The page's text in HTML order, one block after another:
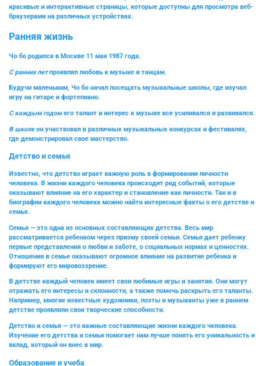
красивые и интерактивные страницы, которые доступны для просмотра веб-
браузерами на различных устройствах.
Ранняя жизнь
Чо бо родился в Москве 11 мая 1987 года.
С ранних летпроявлял любовь к музыке и танцам.
Будучи маленьким, Чо бо начал посещать музыкальные школы, где изучал
игру на гитаре и фортепиано.
С каждым годомего талант и интерес к музыке все усиливался и развивался.
В школеон участвовал в различных музыкальных конкурсах и фестивалях,
где демонстрировал свое мастерство.
Детство и семья
Известно, что детство играет важную роль в формировании личности
человека. В жизни каждого человека происходит ряд событий, которые
оказывают влияние на его характер и становление как личности. Так и в
биографии каждого человека можно найти интересные факты о его детстве и
семье.
Семья — это одна из основных составляющих детства. Весь мир
рассматривается ребенком через призму своей семьи. Семья дает ребенку
первые представления о любви и заботе, о социальных нормах и ценностях.
Отношения в семье оказывают огромное влияние на развитие ребенка и
формируют его мировоззрение.
В детстве каждый человек имеет свои любимые игры и занятия. Они могут
отражать его интересы и склонности, а также помочь раскрыть его таланты.
Например, многие известные художники, поэты и музыканты уже в раннем
детстве проявляли свои творческие способности.
Детство и семья — это важные составляющие жизни каждого человека.
Изучение его детства и семьи помогает нам лучше понять его уникальность и
вклад, который он внес в мир.
Образование и учеба